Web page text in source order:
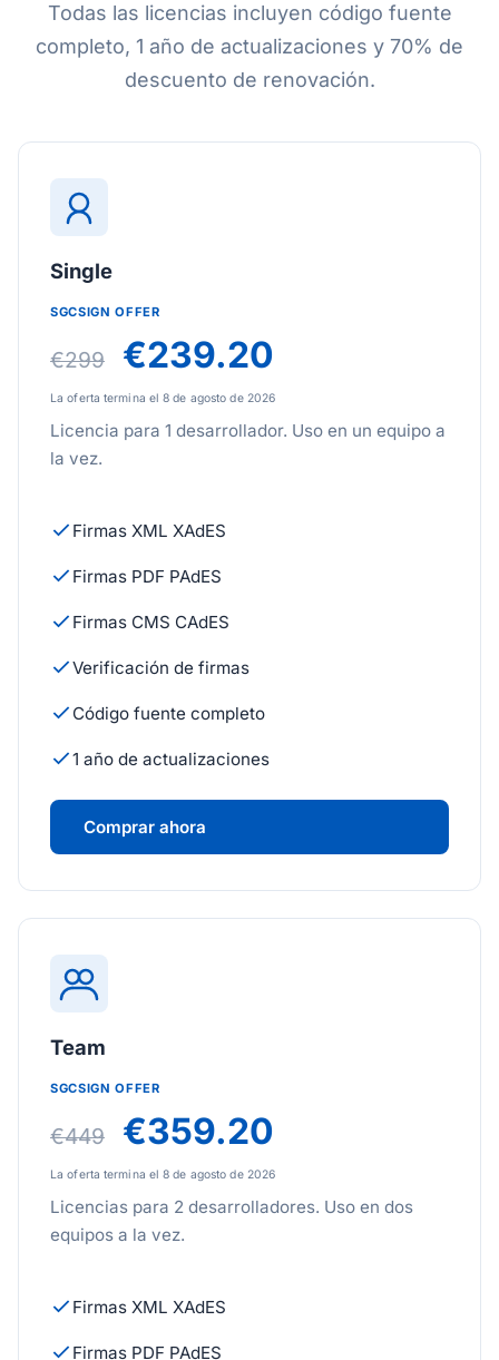
Todas las licencias incluyen código fuente
completo, 1 año de actualizaciones y 70% de
descuento de renovación.
Single
SGCSIGN OFFER
€299 €239.20
La oferta termina el 8 de agosto de 2026
Licencia para 1 desarrollador. Uso en un equipo a
la vez.
Firmas XML XAdES
Firmas PDF PAdES
Firmas CMS CAdES
Verificación de firmas
Código fuente completo
1 año de actualizaciones
Comprar ahora
Team
SGCSIGN OFFER
€449 €359.20
La oferta termina el 8 de agosto de 2026
Licencias para 2 desarrolladores. Uso en dos
equipos a la vez.
Firmas XML XAdES
Firmas PDF PAdES